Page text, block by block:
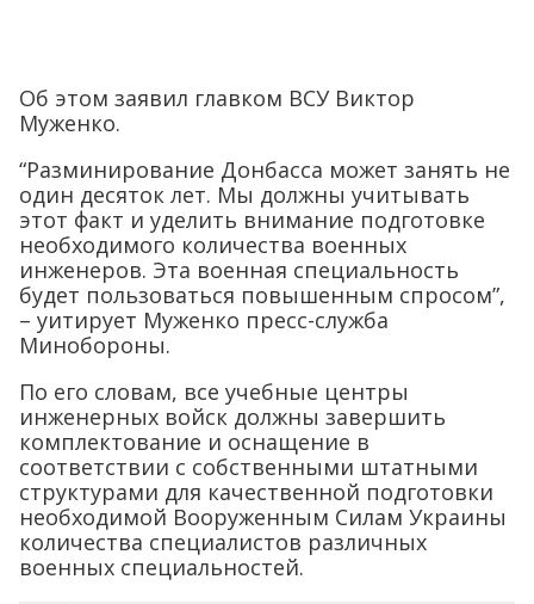
Об этом заявил главком ВСУ Виктор
Муженко.
“Разминирование Донбасса может занять не
один десяток лет. Мы должны учитывать
этот факт и уделить внимание подготовке
необходимого количества военных
инженеров. Эта военная специальность
будет пользоваться повышенным спросом”,
– уитирует Муженко пресс-служба
Минобороны.
По его словам, все учебные центры
инженерных войск должны завершить
комплектование и оснащение в
соответствии с собственными штатными
структурами для качественной подготовки
необходимой Вооруженным Силам Украины
количества специалистов различных
военных специальностей.